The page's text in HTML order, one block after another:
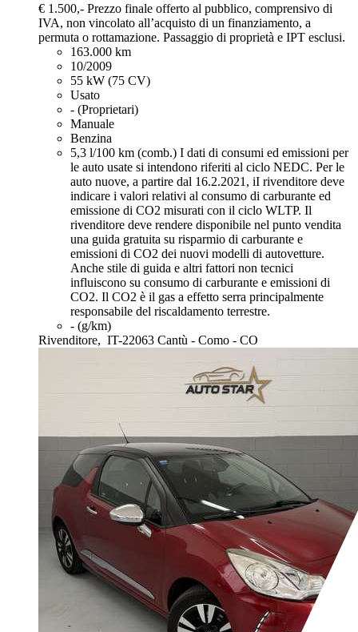
€ 1.500,- Prezzo finale offerto al pubblico, comprensivo di
IVA, non vincolato all’acquisto di un finanziamento, a
permuta o rottamazione. Passaggio di proprietà e IPT esclusi.
163.000 km
10/2009
55 kW (75 CV)
Usato
- (Proprietari)
Manuale
Benzina
5,3 l/100 km (comb.) I dati di consumi ed emissioni per
le auto usate si intendono riferiti al ciclo NEDC. Per le
auto nuove, a partire dal 16.2.2021, iI rivenditore deve
indicare i valori relativi al consumo di carburante ed
emissione di CO2 misurati con il ciclo WLTP. Il
rivenditore deve rendere disponibile nel punto vendita
una guida gratuita su risparmio di carburante e
emissioni di CO2 dei nuovi modelli di autovetture.
Anche stile di guida e altri fattori non tecnici
influiscono su consumo di carburante e emissioni di
CO2. Il CO2 è il gas a effetto serra principalmente
responsabile del riscaldamento terrestre.
- (g/km)
Rivenditore, IT-22063 Cantù - Como - CO